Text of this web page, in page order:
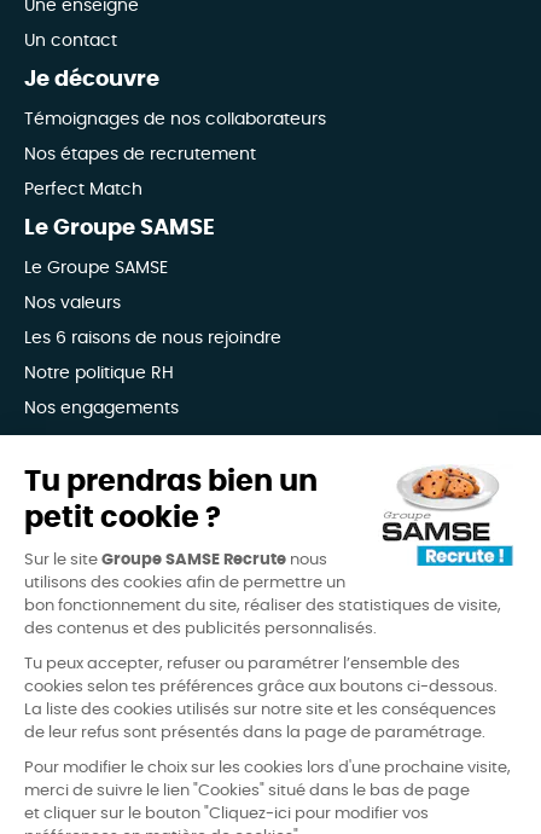
Une enseigne
Un contact
Je découvre
Témoignages de nos collaborateurs
Nos étapes de recrutement
Perfect Match
Le Groupe SAMSE
Le Groupe SAMSE
Nos valeurs
Les 6 raisons de nous rejoindre
Notre politique RH
Nos engagements
Avis candidats
4,3
candidature-facile
recommande-site
design
FAQ
Mentions légales
Conditions d’utilisation
Tu prendras bien un
petit cookie ?
Sur le site Groupe SAMSE Recrute nous
utilisons des cookies afin de permettre un
bon fonctionnement du site, réaliser des statistiques de visite,
des contenus et des publicités personnalisés.
Tu peux accepter, refuser ou paramétrer l’ensemble des
cookies selon tes préférences grâce aux boutons ci-dessous.
La liste des cookies utilisés sur notre site et les conséquences
de leur refus sont présentés dans la page de paramétrage.
Pour modifier le choix sur les cookies lors d'une prochaine visite,
merci de suivre le lien "Cookies" situé dans le bas de page
et cliquer sur le bouton "Cliquez-ici pour modifier vos